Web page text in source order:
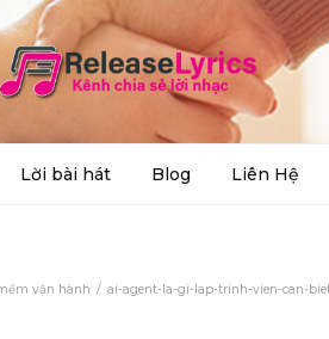
Lời bài hát Blog Liên Hệ
vận hành ai-agent-la-gi-lap-trinh-vien-can-